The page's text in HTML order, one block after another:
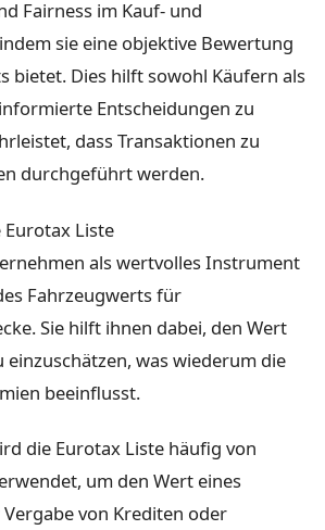
Fairness im Kauf- und
sie eine objektive Bewertung
bietet. Dies hilft sowohl Käufern als
Entscheidungen zu
dass Transaktionen zu
durchgeführt werden.
Liste
als wertvolles Instrument
Fahrzeugwerts für
Sie hilft ihnen dabei, den Wert
einzuschätzen, was wiederum die
beeinflusst.
die Eurotax Liste häufig von
um den Wert eines
von Krediten oder